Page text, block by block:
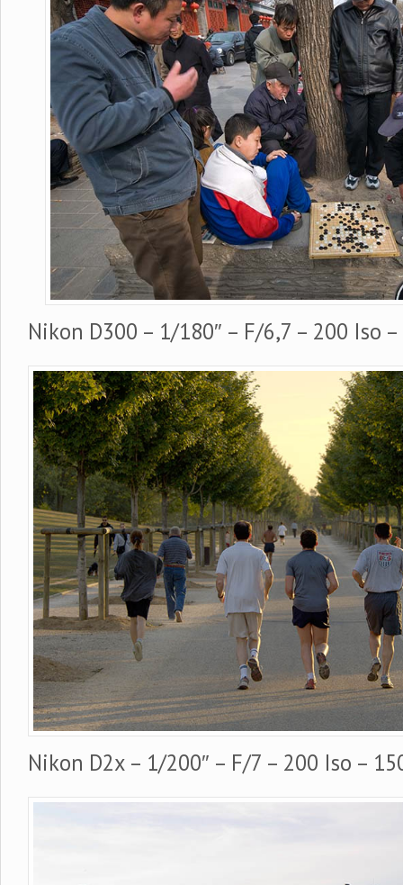
Nikon D300 – 1/180″ – F/6,7 – 200 Iso
Nikon D2x – 1/200″ – F/7 – 200 Iso –